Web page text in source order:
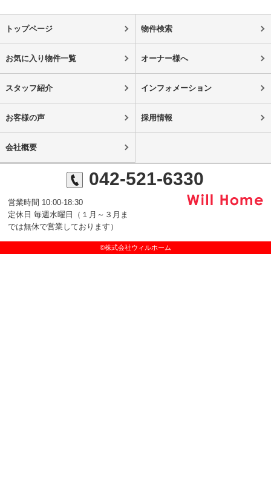
トップページ 物件検索
お気に入り物件一覧 オーナー様へ
スタッフ紹介 インフォメーション
お客様の声 採用情報
会社概要
042-521-6330
営業時間 10:00-18:30
定休日 毎週水曜日（１月～３月ま
では無休で営業しております）
©株式会社ウィルホーム